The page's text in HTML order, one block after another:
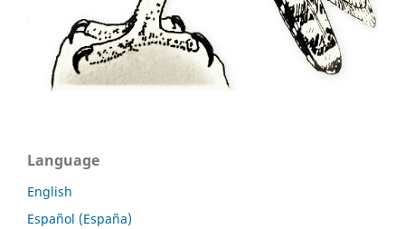
Language
English
Español (España)